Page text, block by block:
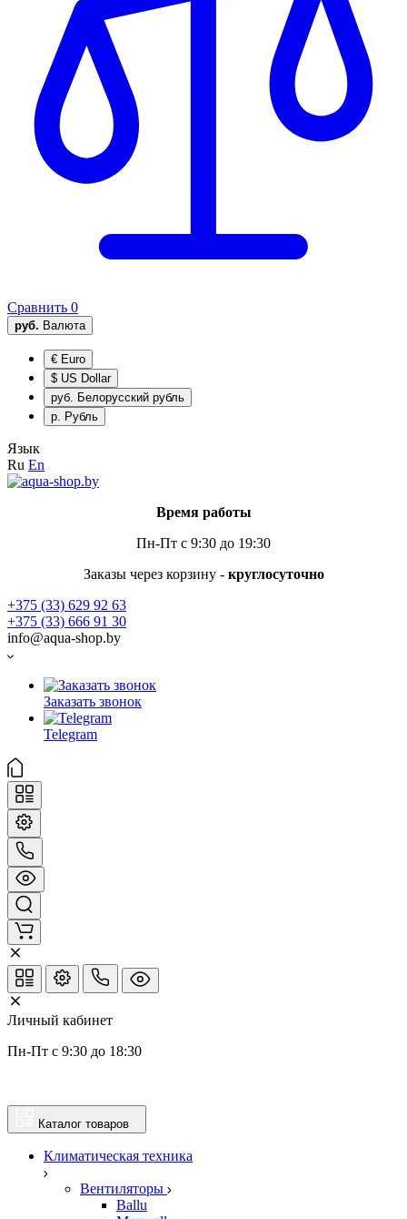
Сравнить 0
руб. Валюта
€ Euro
$ US Dollar
руб. Белорусский рубль
р. Рубль
Язык
Ru En
Время работы
Пн-Пт с 9:30 до 19:30
Заказы через корзину - круглосуточно
+375 (33) 629 92 63
+375 (33) 666 91 30
info@aqua-shop.by
Заказать звонок
Telegram
Личный кабинет
Пн-Пт с 9:30 до 18:30
Каталог товаров
Климатическая техника
Вентиляторы
Ballu